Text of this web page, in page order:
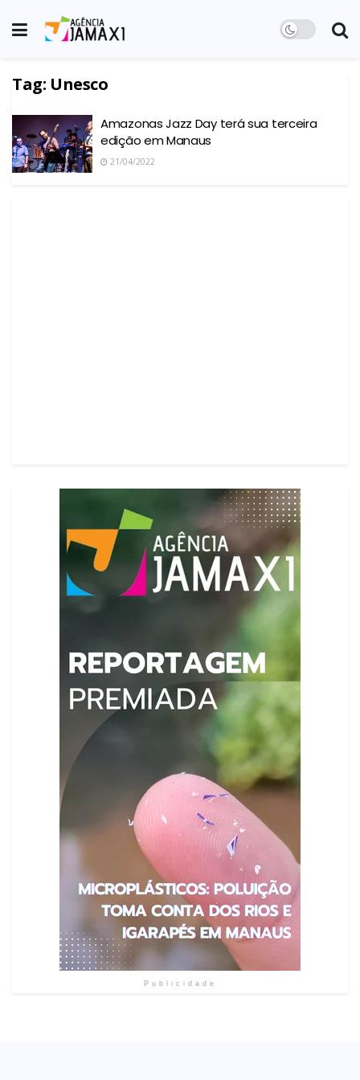
Tag: Unesco
Amazonas Jazz Day terá sua terceira
edição em Manaus
21/04/2022
Publicidade